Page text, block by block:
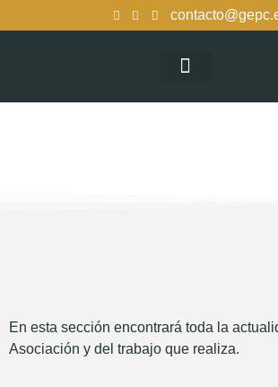
En esta sección encontrará toda la
Asociación y del trabajo que realiza.